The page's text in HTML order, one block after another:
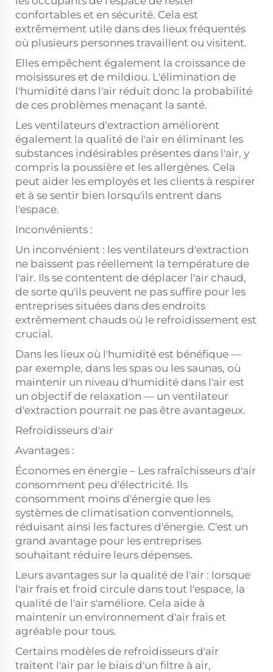
confortables et en sécurité. Cela est
extrêmement utile dans des lieux fréquentés
où plusieurs personnes travaillent ou visitent.
Elles empêchent également la croissance de
moisissures et de mildiou. L'élimination de
l'humidité dans l'air réduit donc la probabilité
de ces problèmes menaçant la santé.
Les ventilateurs d'extraction améliorent
également la qualité de l'air en éliminant les
substances indésirables présentes dans l'air, y
compris la poussière et les allergènes. Cela
peut aider les employés et les clients à respirer
et à se sentir bien lorsqu'ils entrent dans
l'espace.
Inconvénients :
Un inconvénient : les ventilateurs d'extraction
ne baissent pas réellement la température de
l'air. Ils se contentent de déplacer l'air chaud,
de sorte qu'ils peuvent ne pas suffire pour les
entreprises situées dans des endroits
extrêmement chauds où le refroidissement est
crucial.
Dans les lieux où l'humidité est bénéfique —
par exemple, dans les spas ou les saunas, où
maintenir un niveau d'humidité dans l'air est
un objectif de relaxation — un ventilateur
d'extraction pourrait ne pas être avantageux.
Refroidisseurs d'air
Avantages :
Économes en énergie – Les rafraîchisseurs d'air
consomment peu d'électricité. Ils
consomment moins d'énergie que les
systèmes de climatisation conventionnels,
réduisant ainsi les factures d'énergie. C'est un
grand avantage pour les entreprises
souhaitant réduire leurs dépenses.
Leurs avantages sur la qualité de l'air : lorsque
l'air frais et froid circule dans tout l'espace, la
qualité de l'air s'améliore. Cela aide à
maintenir un environnement d'air frais et
agréable pour tous.
Certains modèles de refroidisseurs d'air
traitent l'air par le biais d'un filtre à air,